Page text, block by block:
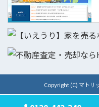
Copyright (C) マトリ